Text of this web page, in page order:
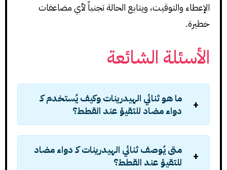
الإعطاء والتوقيت، ويتابع الحالة تجنباً لأي مضاعفات
خطيرة.
الأسئلة الشائعة
ما هو ثنائي الهيدرينات وكيف يُستخدم كـ
دواء مضاد للتقيؤ عند القطط؟
متى يُوصف ثنائي الهيدرينات كـ دواء مضاد
للتقيؤ عند القطط؟